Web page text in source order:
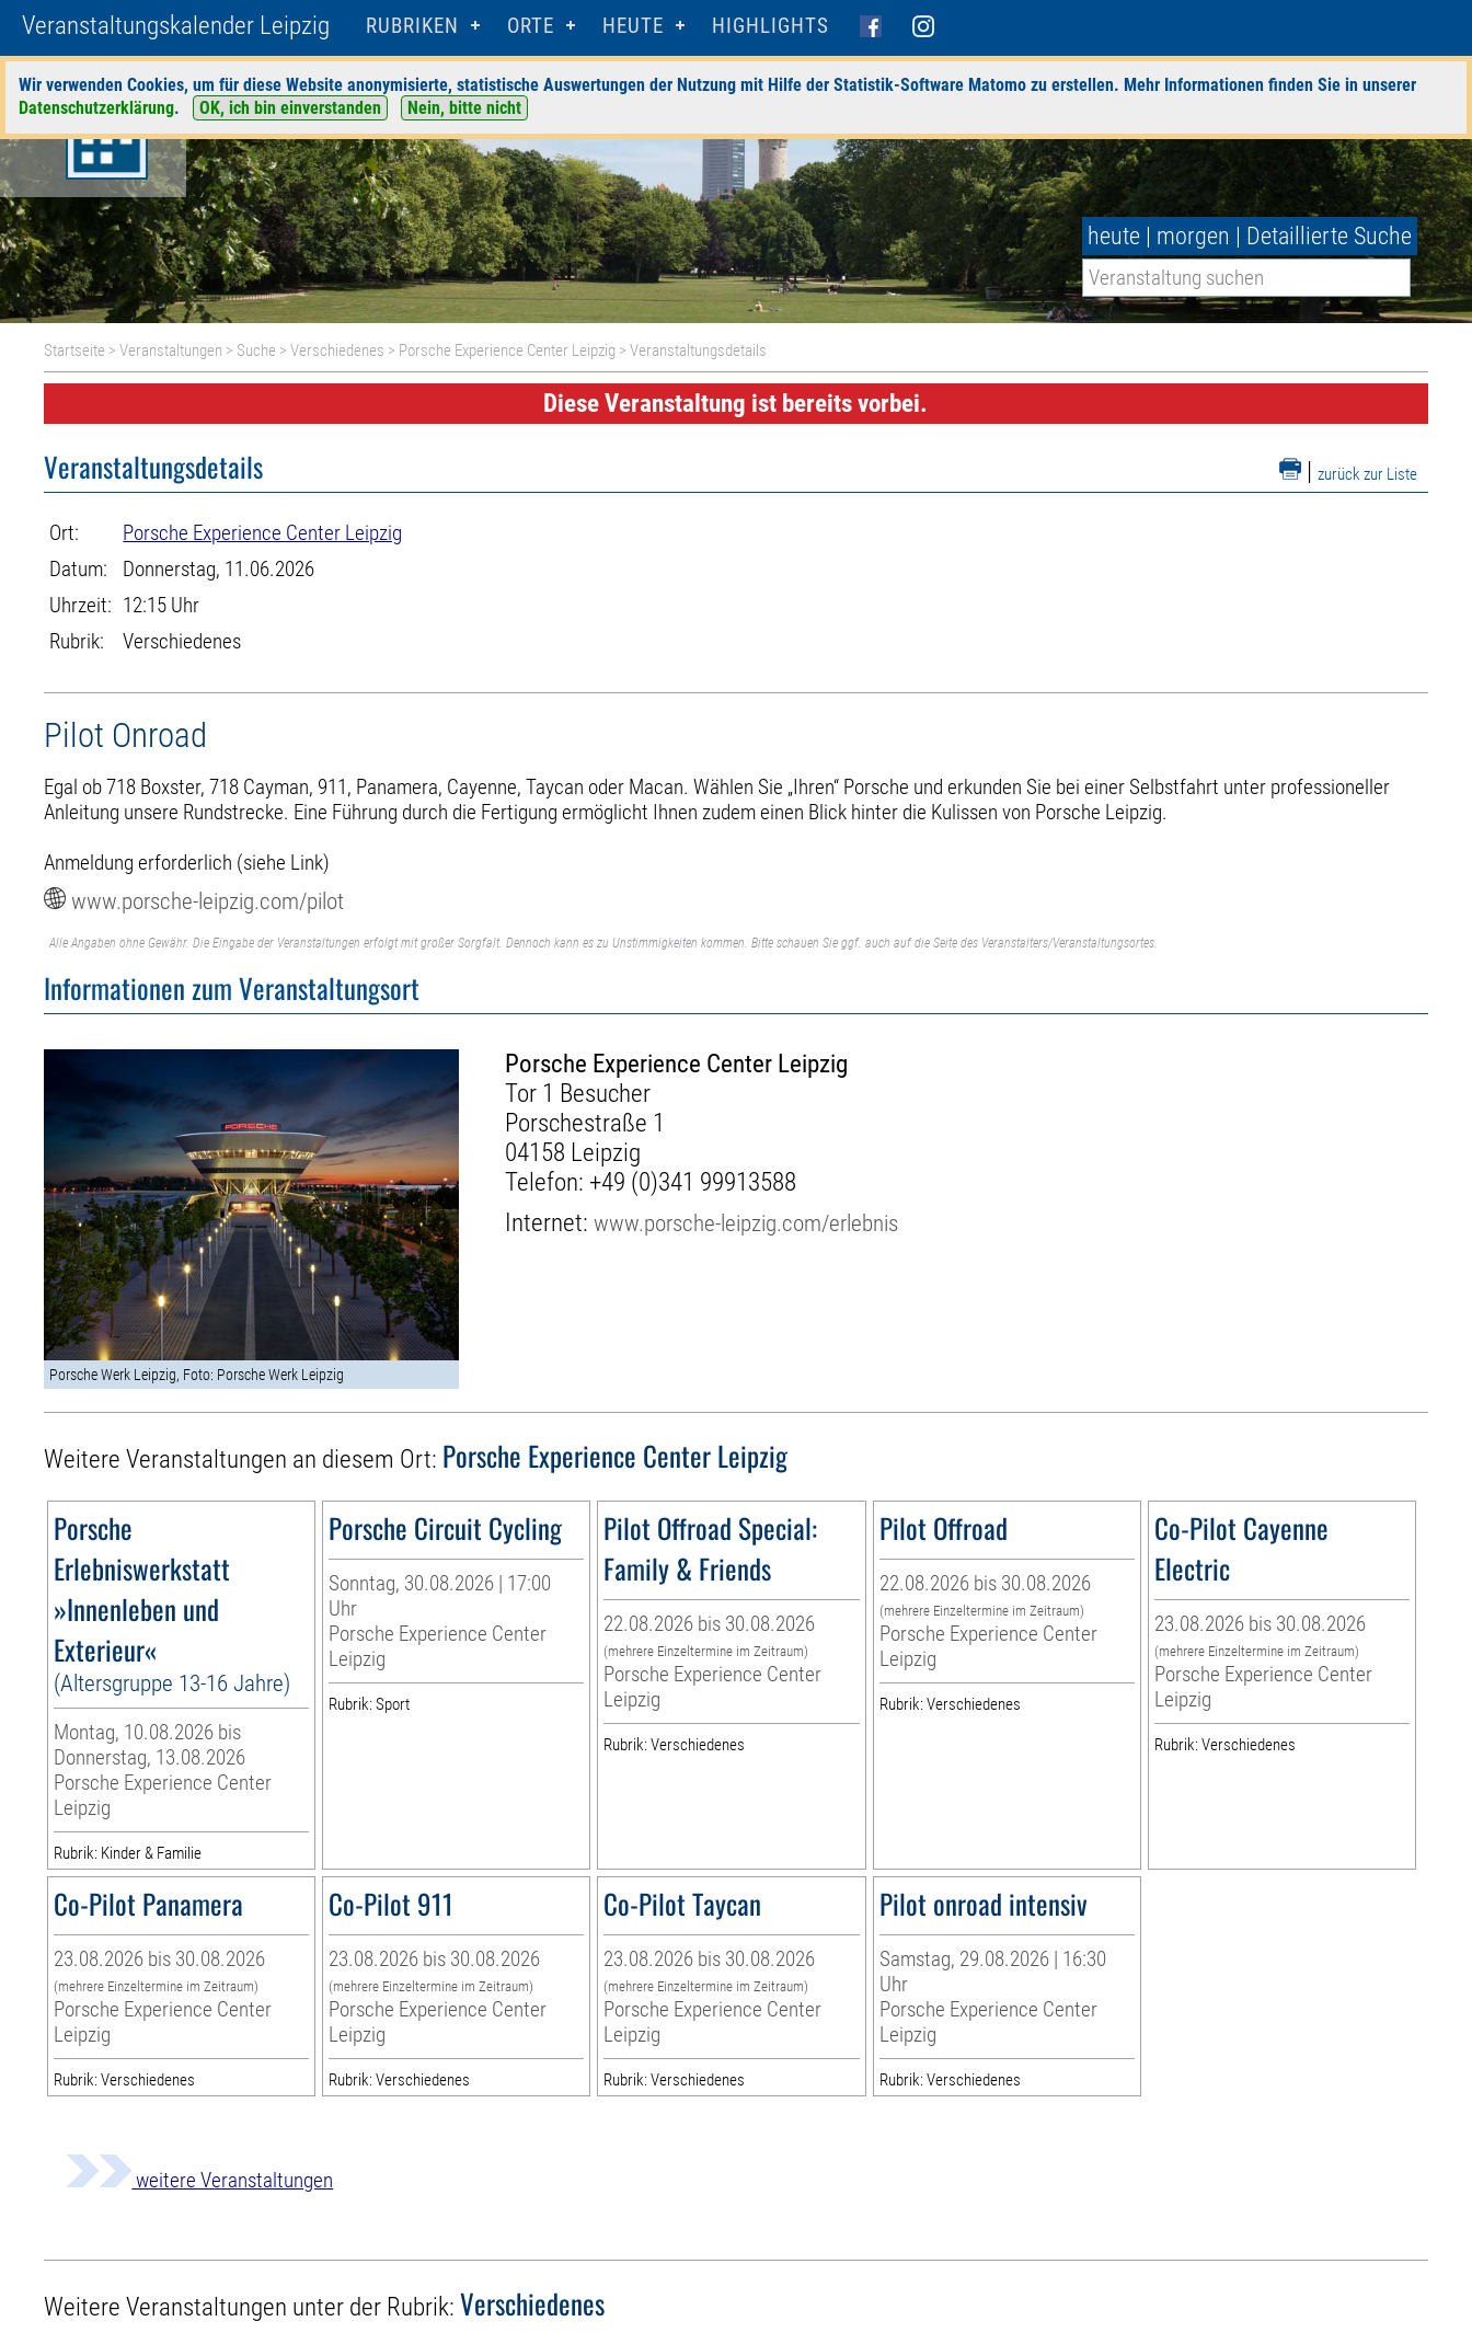
Veranstaltungskalender Leipzig RUBRIKEN ORTE HEUTE HIGHLIGHTS
Wir verwenden Cookies, um für diese Website anonymisierte, statistische Auswertungen der Nutzung mit Hilfe der Statistik-Software Matomo zu erstellen. Mehr Informationen finden Sie in unserer
Datenschutzerklärung. OK, ich bin einverstanden Nein, bitte nicht
heute | morgen | Detaillierte Suche
Startseite >Veranstaltungen > Suche >Verschiedenes > Porsche Experience Center Leipzig > Veranstaltungsdetails
Diese Veranstaltung ist bereits vorbei.
| zurück zur Liste
Veranstaltungsdetails
Ort:
Porsche Experience Center Leipzig
Datum:
Donnerstag, 11.06.2026
Uhrzeit: 12:15 Uhr
Rubrik:
Verschiedenes
Pilot Onroad
Egal ob 718 Boxster, 718 Cayman, 911, Panamera, Cayenne, Taycan oder Macan. Wählen Sie „Ihren“ Porsche und erkunden Sie bei einer Selbstfahrt unter professioneller
Anleitung unsere Rundstrecke. Eine Führung durch die Fertigung ermöglicht Ihnen zudem einen Blick hinter die Kulissen von Porsche Leipzig.
Anmeldung erforderlich (siehe Link)
www.porsche-leipzig.com/pilot
Alle Angaben ohne Gewähr. Die Eingabe der Veranstaltungen erfolgt mit großer Sorgfalt. Dennoch kann es zu Unstimmigkeiten kommen. Bitte schauen Sie ggf. auch auf die Seite des Veranstalters/Veranstaltungsortes.
Informationen zum Veranstaltungsort
Porsche Werk Leipzig, Foto: Porsche Werk Leipzig
Porsche Experience Center Leipzig
Tor 1 Besucher
Porschestraße 1
04158 Leipzig
Telefon: +49 (0)341 99913588
Internet:www.porsche-leipzig.com/erlebnis
Weitere Veranstaltungen an diesem Ort: Porsche Experience Center Leipzig
Porsche
Erlebniswerkstatt
»Innenleben und
Exterieur«
(Altersgruppe 13-16 Jahre)
Montag, 10.08.2026 bis
Donnerstag, 13.08.2026
Porsche Experience Center
Leipzig
Rubrik: Kinder & Familie
Porsche Circuit Cycling
Sonntag, 30.08.2026 | 17:00
Uhr
Porsche Experience Center
Leipzig
Rubrik: Sport
Pilot Offroad Special:
Family & Friends
22.08.2026 bis 30.08.2026
(mehrere Einzeltermine im Zeitraum)
Porsche Experience Center
Leipzig
Rubrik: Verschiedenes
Pilot Offroad
22.08.2026 bis 30.08.2026
(mehrere Einzeltermine im Zeitraum)
Porsche Experience Center
Leipzig
Rubrik: Verschiedenes
Co-Pilot Cayenne
Electric
23.08.2026 bis 30.08.2026
(mehrere Einzeltermine im Zeitraum)
Porsche Experience Center
Leipzig
Rubrik: Verschiedenes
Co-Pilot Panamera
23.08.2026 bis 30.08.2026
(mehrere Einzeltermine im Zeitraum)
Porsche Experience Center
Leipzig
Rubrik: Verschiedenes
Co-Pilot 911
23.08.2026 bis 30.08.2026
(mehrere Einzeltermine im Zeitraum)
Porsche Experience Center
Leipzig
Rubrik: Verschiedenes
Co-Pilot Taycan
23.08.2026 bis 30.08.2026
(mehrere Einzeltermine im Zeitraum)
Porsche Experience Center
Leipzig
Rubrik: Verschiedenes
Pilot onroad intensiv
Samstag, 29.08.2026 | 16:30
Uhr
Porsche Experience Center
Leipzig
Rubrik: Verschiedenes
weitere Veranstaltungen
Weitere Veranstaltungen unter der Rubrik: Verschiedenes